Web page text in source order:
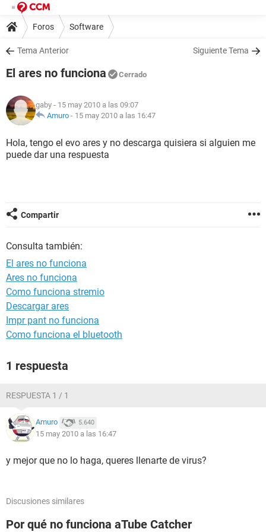
Foros Software
Tema Anterior Siguiente Tema
El ares no funciona Cerrado
gaby - 15 may 2010 a las 09:07
Amuro - 15 may 2010 a las 16:47
Hola, tengo el evo ares y no descarga quisiera si alguien me
puede dar una respuesta
Compartir
Consulta también:
El ares no funciona
Ares no funciona
Como funciona stremio
Descargar ares
Impr pant no funciona
Como funciona el bluetooth
1 respuesta
RESPUESTA 1 / 1
Amuro 5.640
15 may 2010 a las 16:47
y mejor que no lo haga, queres llenarte de virus?
Discusiones similares
Por qué no funciona aTube Catcher